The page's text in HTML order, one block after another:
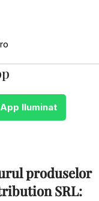
Iluminat
produselor
SRL: